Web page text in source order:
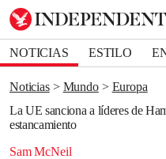
NOTICIAS ESTILO
DEPORTES
Noticias Mundo
Europa
La UE sanciona a líderes de
estancamiento
Sam McNeil
Bookmark
Removed from bookmarks
Close popover